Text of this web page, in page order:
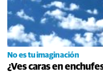
No es tu imaginación
¿Ves caras en